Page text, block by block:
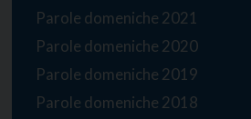
Parole domeniche 2021
Parole domeniche 2020
Parole domeniche 2019
Parole domeniche 2018